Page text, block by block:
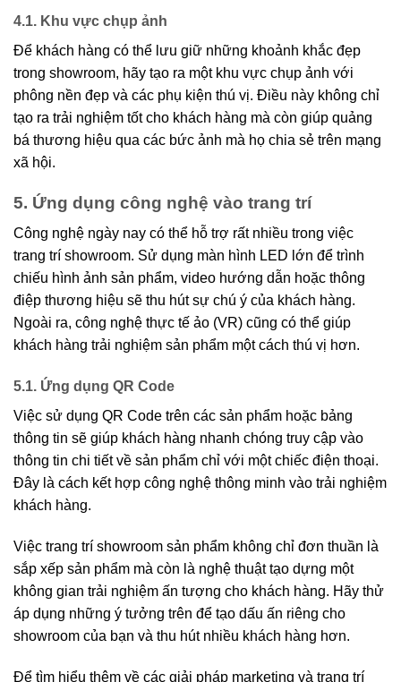
4.1. Khu vực chụp ảnh
Để khách hàng có thể lưu giữ những khoảnh khắc đẹp
trong showroom, hãy tạo ra một khu vực chụp ảnh với
phông nền đẹp và các phụ kiện thú vị. Điều này không chỉ
tạo ra trải nghiệm tốt cho khách hàng mà còn giúp quảng
bá thương hiệu qua các bức ảnh mà họ chia sẻ trên mạng
xã hội.
5. Ứng dụng công nghệ vào trang trí
Công nghệ ngày nay có thể hỗ trợ rất nhiều trong việc
trang trí showroom. Sử dụng màn hình LED lớn để trình
chiếu hình ảnh sản phẩm, video hướng dẫn hoặc thông
điệp thương hiệu sẽ thu hút sự chú ý của khách hàng.
Ngoài ra, công nghệ thực tế ảo (VR) cũng có thể giúp
khách hàng trải nghiệm sản phẩm một cách thú vị hơn.
5.1. Ứng dụng QR Code
Việc sử dụng QR Code trên các sản phẩm hoặc bảng
thông tin sẽ giúp khách hàng nhanh chóng truy cập vào
thông tin chi tiết về sản phẩm chỉ với một chiếc điện thoại.
Đây là cách kết hợp công nghệ thông minh vào trải nghiệm
khách hàng.
Việc trang trí showroom sản phẩm không chỉ đơn thuần là
sắp xếp sản phẩm mà còn là nghệ thuật tạo dựng một
không gian trải nghiệm ấn tượng cho khách hàng. Hãy thử
áp dụng những ý tưởng trên để tạo dấu ấn riêng cho
showroom của bạn và thu hút nhiều khách hàng hơn.
Để tìm hiểu thêm về các giải pháp marketing và trang trí